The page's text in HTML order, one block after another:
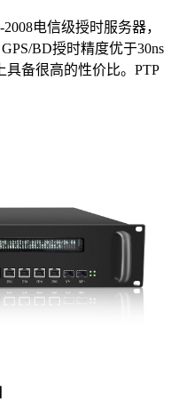
电信级授时服务器，
BD授时精度优于30ns
具备很高的性价比。PTP